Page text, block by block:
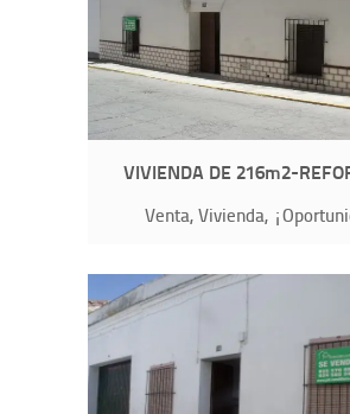
VIVIENDA DE 216m2-
Venta, Vivienda,